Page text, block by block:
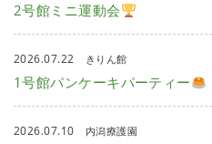
2号館ミニ運動会
2026.07.22 きりん館
1号館パンケーキパーティー
2026.07.10 内潟療護園